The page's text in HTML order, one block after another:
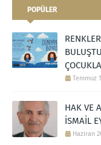
POPÜLER
Temmuz
HAK VE
İSMAİL
Haziran